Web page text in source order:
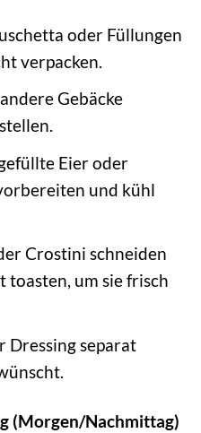
oder Füllungen
verpacken.
Gebäcke
Eier oder
und kühl
Crostini schneiden
um sie frisch
Dressing separat
(Morgen/Nachmittag)